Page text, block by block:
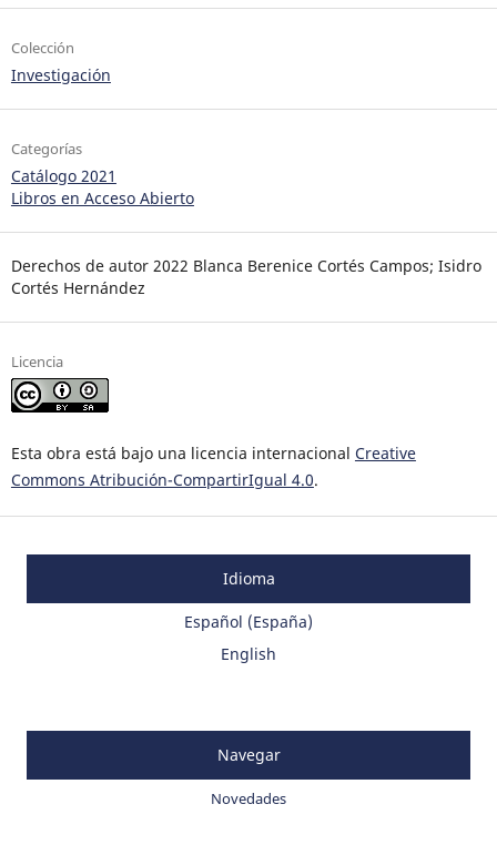
Colección
Investigación
Categorías
Catálogo 2021
Libros en Acceso Abierto
Derechos de autor 2022 Blanca Berenice Cortés Campos; Isidro
Cortés Hernández
Licencia
Esta obra está bajo una licencia internacional Creative
Commons Atribución-CompartirIgual 4.0.
Idioma
Español (España)
English
Navegar
Novedades